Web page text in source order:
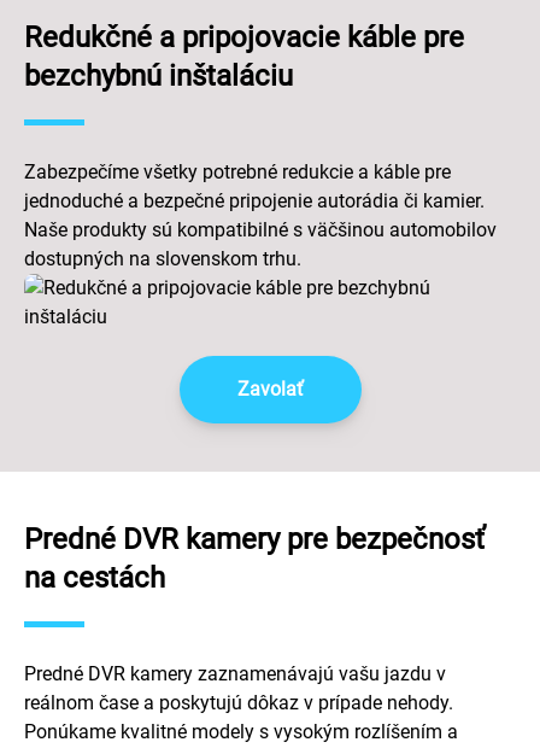
Zavolať
Redukčné a pripojovacie káble pre
bezchybnú inštaláciu
Zabezpečíme všetky potrebné redukcie a káble pre
jednoduché a bezpečné pripojenie autorádia či kamier.
Naše produkty sú kompatibilné s väčšinou automobilov
dostupných na slovenskom trhu.
Predné DVR kamery pre bezpečnosť
na cestách
Predné DVR kamery zaznamenávajú vašu jazdu v
reálnom čase a poskytujú dôkaz v prípade nehody.
Ponúkame kvalitné modely s vysokým rozlíšením a